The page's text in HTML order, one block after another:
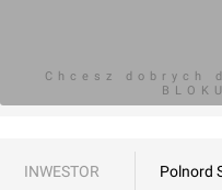
Chcesz dobrych
INWESTOR Polnord